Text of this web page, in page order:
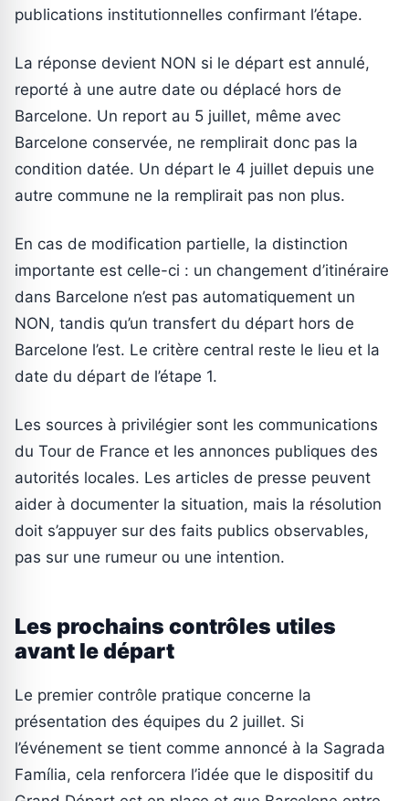
publications institutionnelles confirmant l’étape.
La réponse devient NON si le départ est annulé,
reporté à une autre date ou déplacé hors de
Barcelone. Un report au 5 juillet, même avec
Barcelone conservée, ne remplirait donc pas la
condition datée. Un départ le 4 juillet depuis une
autre commune ne la remplirait pas non plus.
En cas de modification partielle, la distinction
importante est celle-ci : un changement d’itinéraire
dans Barcelone n’est pas automatiquement un
NON, tandis qu’un transfert du départ hors de
Barcelone l’est. Le critère central reste le lieu et la
date du départ de l’étape 1.
Les sources à privilégier sont les communications
du Tour de France et les annonces publiques des
autorités locales. Les articles de presse peuvent
aider à documenter la situation, mais la résolution
doit s’appuyer sur des faits publics observables,
pas sur une rumeur ou une intention.
Les prochains contrôles utiles
avant le départ
Le premier contrôle pratique concerne la
présentation des équipes du 2 juillet. Si
l’événement se tient comme annoncé à la Sagrada
Família, cela renforcera l’idée que le dispositif du